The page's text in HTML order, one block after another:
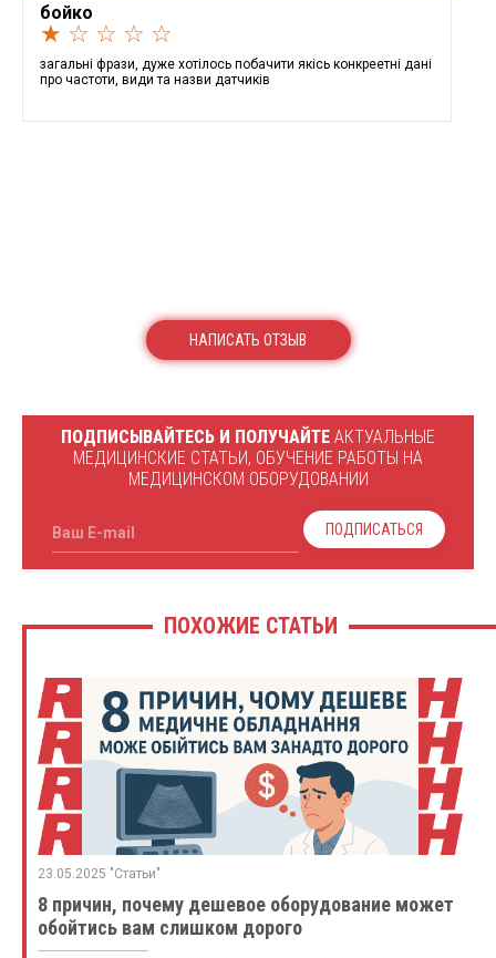
бойко
★ ☆ ☆ ☆ ☆
загальні фрази, дуже хотілось побачити якісь конкреетні дані
про частоти, види та назви датчиків
НАПИСАТЬ ОТЗЫВ
ПОДПИСЫВАЙТЕСЬ И ПОЛУЧАЙТЕ АКТУАЛЬНЫЕ
МЕДИЦИНСКИЕ СТАТЬИ, ОБУЧЕНИЕ РАБОТЫ НА
МЕДИЦИНСКОМ ОБОРУДОВАНИИ
Ваш E-mail ПОДПИСАТЬСЯ
ПОХОЖИЕ СТАТЬИ
23.05.2025 "Статьи"
8 причин, почему дешевое оборудование может
обойтись вам слишком дорого